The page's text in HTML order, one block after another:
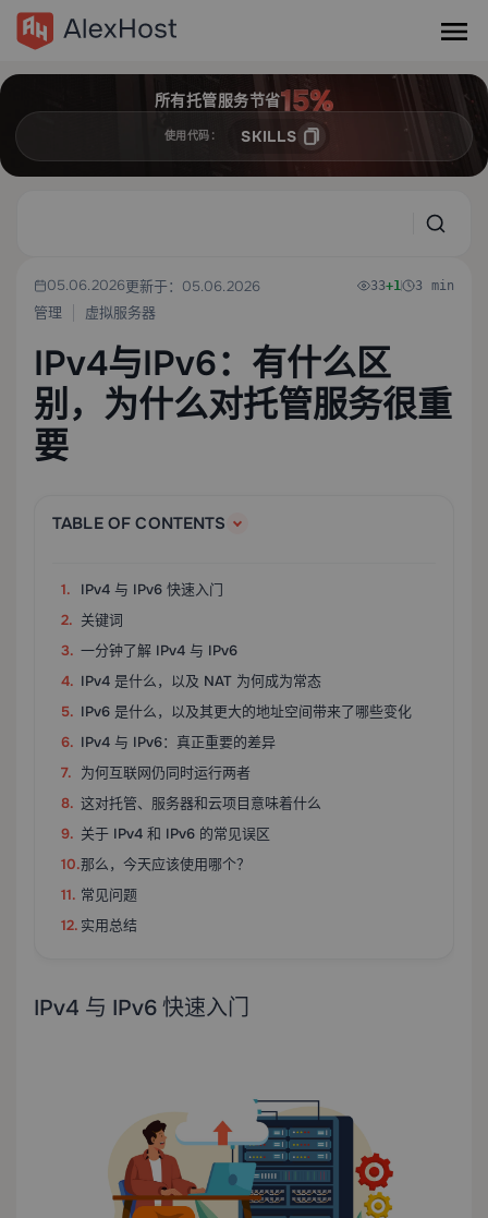
所有托管服务节省
使用代码： SKILLS
05.06.2026更新于：05.06.2026
管理
虚拟服务器
33+1 3 min
IPv4与IPv6：有什么区
别，为什么对托管服务很重
要
TABLE OF CONTENTS
IPv4 与 IPv6 快速入门
关键词
一分钟了解 IPv4 与 IPv6
IPv4 是什么，以及 NAT 为何成为常态
IPv6 是什么，以及其更大的地址空间带来了哪些变化
IPv4 与 IPv6：真正重要的差异
为何互联网仍同时运行两者
这对托管、服务器和云项目意味着什么
关于 IPv4 和 IPv6 的常见误区
那么，今天应该使用哪个？
常见问题
实用总结
IPv4 与 IPv6 快速入门